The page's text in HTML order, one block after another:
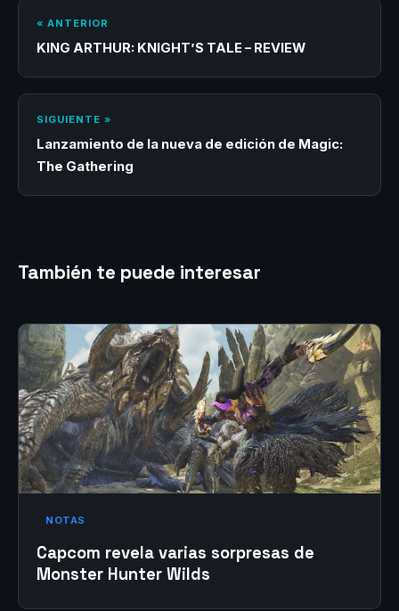
« ANTERIOR
KING ARTHUR: KNIGHT’S TALE – REVIEW
SIGUIENTE »
Lanzamiento de la nueva de edición de Magic:
The Gathering
También te puede interesar
NOTAS
Capcom revela varias sorpresas de
Monster Hunter Wilds